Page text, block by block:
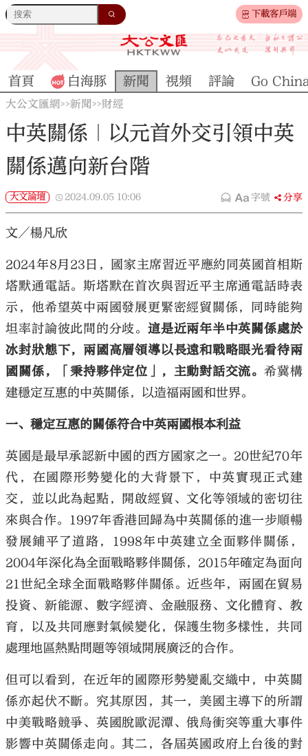
下載客戶端
大公文匯
首頁 白海豚 新聞 視頻 評論 Go
大公文匯網>>新聞>>財經
中英關係｜以元首外交引領中英
關係邁向新台階
大文論壇 2024.09.05 10:06 字號 分享
文／楊凡欣
2024年8月23日，國家主席習近平應約同英國首相斯
塔默通電話。斯塔默在首次與習近平主席通電話時表
示，他希望英中兩國發展更緊密經貿關係，同時能夠
坦率討論彼此間的分歧。 這是近兩年半中英關係處於
冰封狀態下，兩國高層領導以長遠和戰略眼光看待兩
國關係，「秉持夥伴定位」，主動對話交流。希冀構
建穩定互惠的中英關係，以造福兩國和世界。
一、穩定互惠的關係符合中英兩國根本利益
英國是最早承認新中國的西方國家之一。20世紀70年
代，在國際形勢變化的大背景下，中英實現正式建
交，並以此為起點，開啟經貿、文化等領域的密切往
來與合作。1997年香港回歸為中英關係的進一步順暢
發展鋪平了道路，1998年中英建立全面夥伴關係，
2004年深化為全面戰略夥伴關係，2015年確定為面向
21世紀全球全面戰略夥伴關係。近些年，兩國在貿易
投資、新能源、數字經濟、金融服務、文化體育、教
育，以及共同應對氣候變化，保護生物多樣性，共同
處理地區熱點問題等領域開展廣泛的合作。
但可以看到，在近年的國際形勢變亂交織中，中英關
係亦起伏不斷。究其原因，其一，美國主導下的所謂
中美戰略競爭、英國脫歐泥潭、俄烏衝突等重大事件
影響中英關係走向。其二，各屆英國政府上台後的對